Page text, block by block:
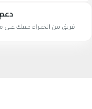
فريق من الخبراء معك على